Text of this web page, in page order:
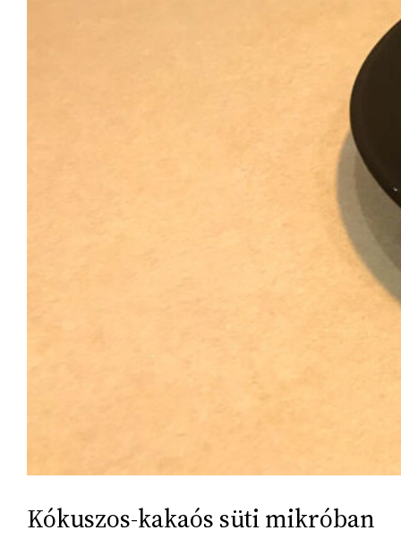
Kókuszos-kakaós süti mikróban